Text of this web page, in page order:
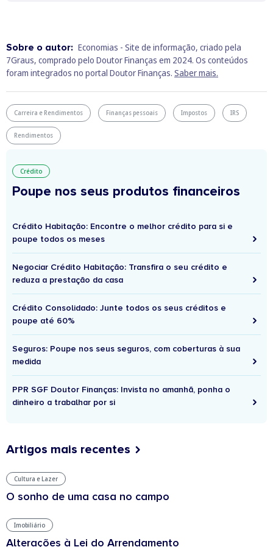
Sobre o autor: Economias - Site de informação, criado pela
7Graus, comprado pelo Doutor Finanças em 2024. Os conteúdos
foram integrados no portal Doutor Finanças. Saber mais.
Carreira e Rendimentos Finanças pessoais Impostos IRS
Rendimentos
Crédito
Poupe nos seus produtos financeiros
Crédito Habitação: Encontre o melhor crédito para si e
poupe todos os meses
Negociar Crédito Habitação: Transfira o seu crédito e
reduza a prestação da casa
Crédito Consolidado: Junte todos os seus créditos e
poupe até 60%
Seguros: Poupe nos seus seguros, com coberturas à sua
medida
PPR SGF Doutor Finanças: Invista no amanhã, ponha o
dinheiro a trabalhar por si
Artigos mais recentes
Cultura e Lazer
O sonho de uma casa no campo
Imobiliário
Alterações à Lei do Arrendamento